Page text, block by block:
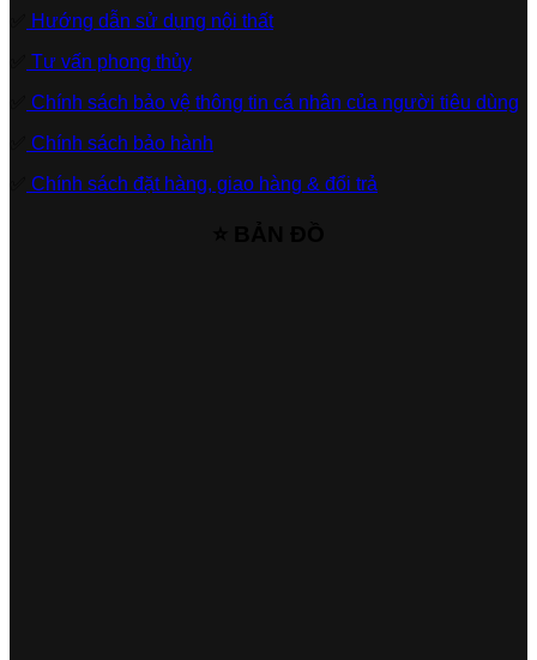
Hướng dẫn sử dụng nội thất
Tư vấn phong thủy
Chính sách bảo vệ thông tin cá nhân của người tiêu dùng
Chính sách bảo hành
Chính sách đặt hàng, giao hàng & đổi trả